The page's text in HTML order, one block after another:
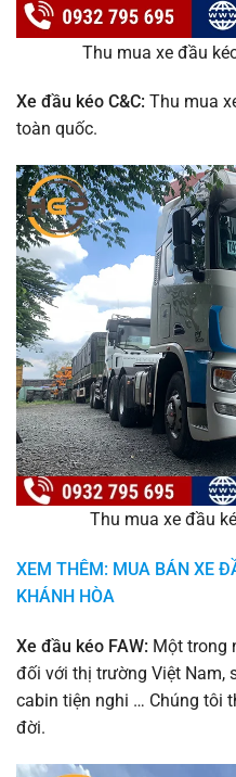
Thu mua xe đầu
Xe đầu kéo C&C: Thu mua
toàn quốc.
Thu mua xe đầu
XEM THÊM: MUA BÁN XE
KHÁNH HÒA
Xe đầu kéo FAW: Một trong
đối với thị trường Việt Nam,
cabin tiện nghi … Chúng tôi
đời.